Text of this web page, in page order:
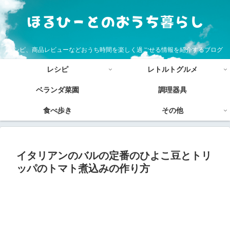
レシピ、商品レビューなどおうち時間を楽しく過ごせる情報を紹介するブログ
レシピ レトルトグルメ
ベランダ菜園 調理器具
食べ歩き その他
イタリアンのバルの定番のひよこ豆とトリ
ッパのトマト煮込みの作り方